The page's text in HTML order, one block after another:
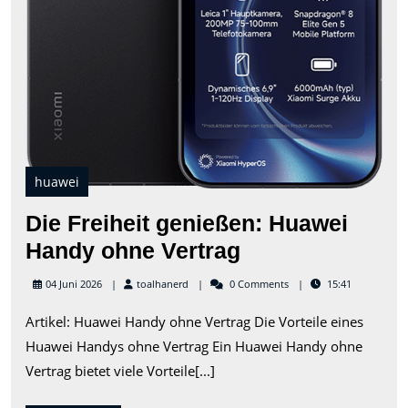
huawei
Die Freiheit genießen: Huawei
Handy ohne Vertrag
Freiheit
Huawei
Handy
04 Juni 2026 toalhanerd toalhanerd0 Comments 15:41
Artikel: Huawei Handy ohne Vertrag Die Vorteile eines
Huawei Handys ohne Vertrag Ein Huawei Handy ohne
Vertrag bietet viele Vorteile[...]